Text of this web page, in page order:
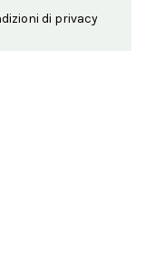
di privacy